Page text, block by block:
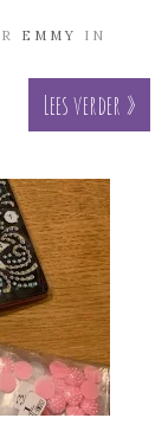
EMMY
IN
Lees verder »